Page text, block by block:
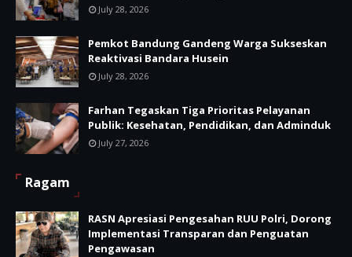
July 28, 2026
Pemkot Bandung Gandeng Warga Sukseskan
Reaktivasi Bandara Husein
July 28, 2026
Farhan Tegaskan Tiga Prioritas Pelayanan
Publik: Kesehatan, Pendidikan, dan Adminduk
July 27, 2026
Ragam
RASN Apresiasi Pengesahan RUU Polri, Dorong
Implementasi Transparan dan Penguatan
Pengawasan